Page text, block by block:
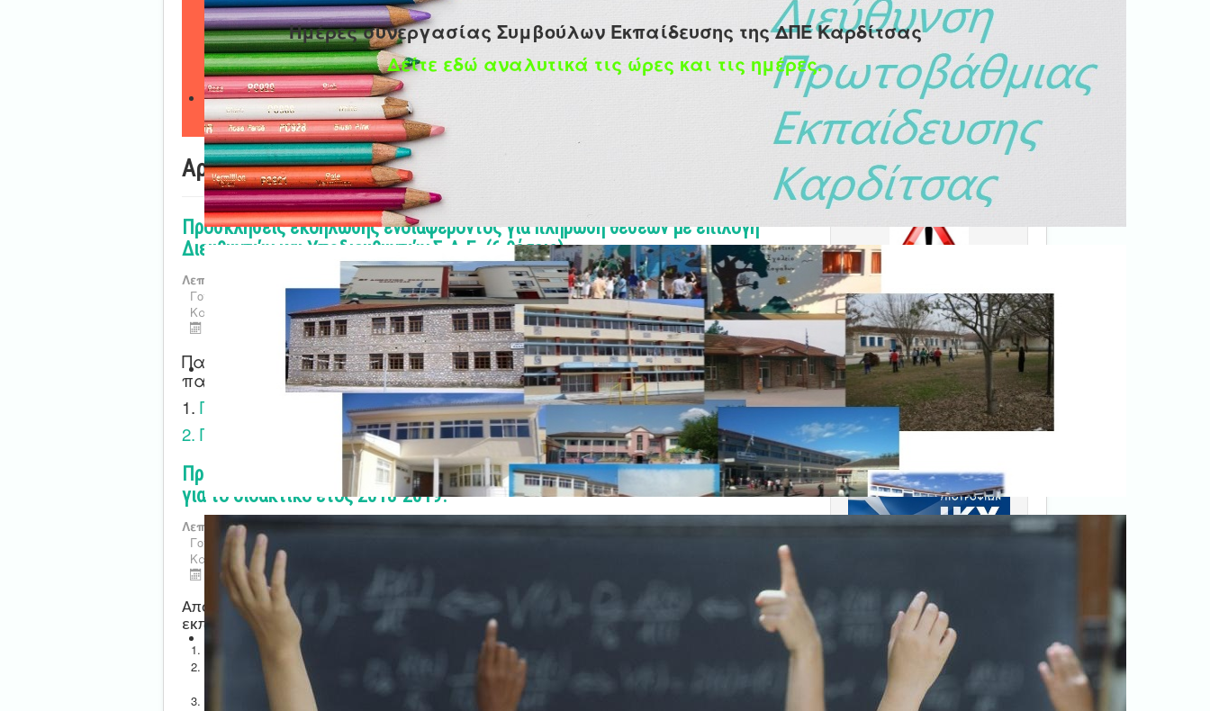
Ημέρες συνεργασίας Συμβούλων Εκπαίδευσης της ΔΠΕ Καρδίτσας
Δείτε εδώ αναλυτικά τις ώρες και τις ημέρες.
Αρχική
Προσκλήσεις εκδήλωσης ενδιαφέροντος για πλήρωση θέσεων με επιλογή
Διευθυντών και Υποδιευθυντών Σ.Δ.Ε. (6 θέσεις)
Λεπτομέρειες
Γονική Κατηγορία:Τμήμα Γ' Προσωπικού
Κατηγορία:
Αποσπάσεις
Τελευταία ενημέρωση : 20 Ιουλίου 2018
Παρακαλούμε ενημερωθείτε για τις σχετικές προσκλήσεις από τους
παρακάτω υπερσυνδέσμους:
1. Προκήρυξη Διευθυντών Σ.Δ.Ε.
2. Προκήρυξη Υποδιευθυντών Σ.Δ.Ε. (ορθή επανάληψη)
Πρόσκληση για προσωρινή τοποθέτηση εκπαιδευτικών κλάδου ΠΕ70- Δασκάλων
για το διδακτικό έτος 2018-2019.
Λεπτομέρειες
Γονική Κατηγορία:
Κατηγορία: ΠΥΣΠΕ Ανακοινώσεις
Τελευταία ενημέρωση : 18 Ιουλίου 2018
Από τη Διεύθυνση Πρωτοβάθμιας Εκπαίδευσης και το Π.Υ.Σ.Π.Ε. Καρδίτσας καλούνται οι
εκπ/κοί, κλάδου ΠΕ70 – Δασκάλων που ανήκουν στις παρακάτω κατηγορίες:
κρίθηκαν οργανικά υπεράριθμοι
κρίθηκαν λειτουργικά υπεράριθμοι για το διδακτικό έτος 2018-2019 από τα Δημοτικά
Σχολεία, όπου ανήκουν οργανικά και
οι αποσπασμένοι εκπ/κοί στο ΠΥΣΠΕ Καρδίτσας από άλλα ΠΥΣΠΕ
Ψηφιακή βεβαίωση
εγγράφου
'Ολα τα έγγραφα προς τις
δημόσιες υπηρεσίες πρέπει
να είναι ψηφιακά
υπογεγραμμένα.
Ξεκινήστε εδώ.
Διαβάστε την αντίστοιχη
νομοθεσίαεδώ
Erasmus+